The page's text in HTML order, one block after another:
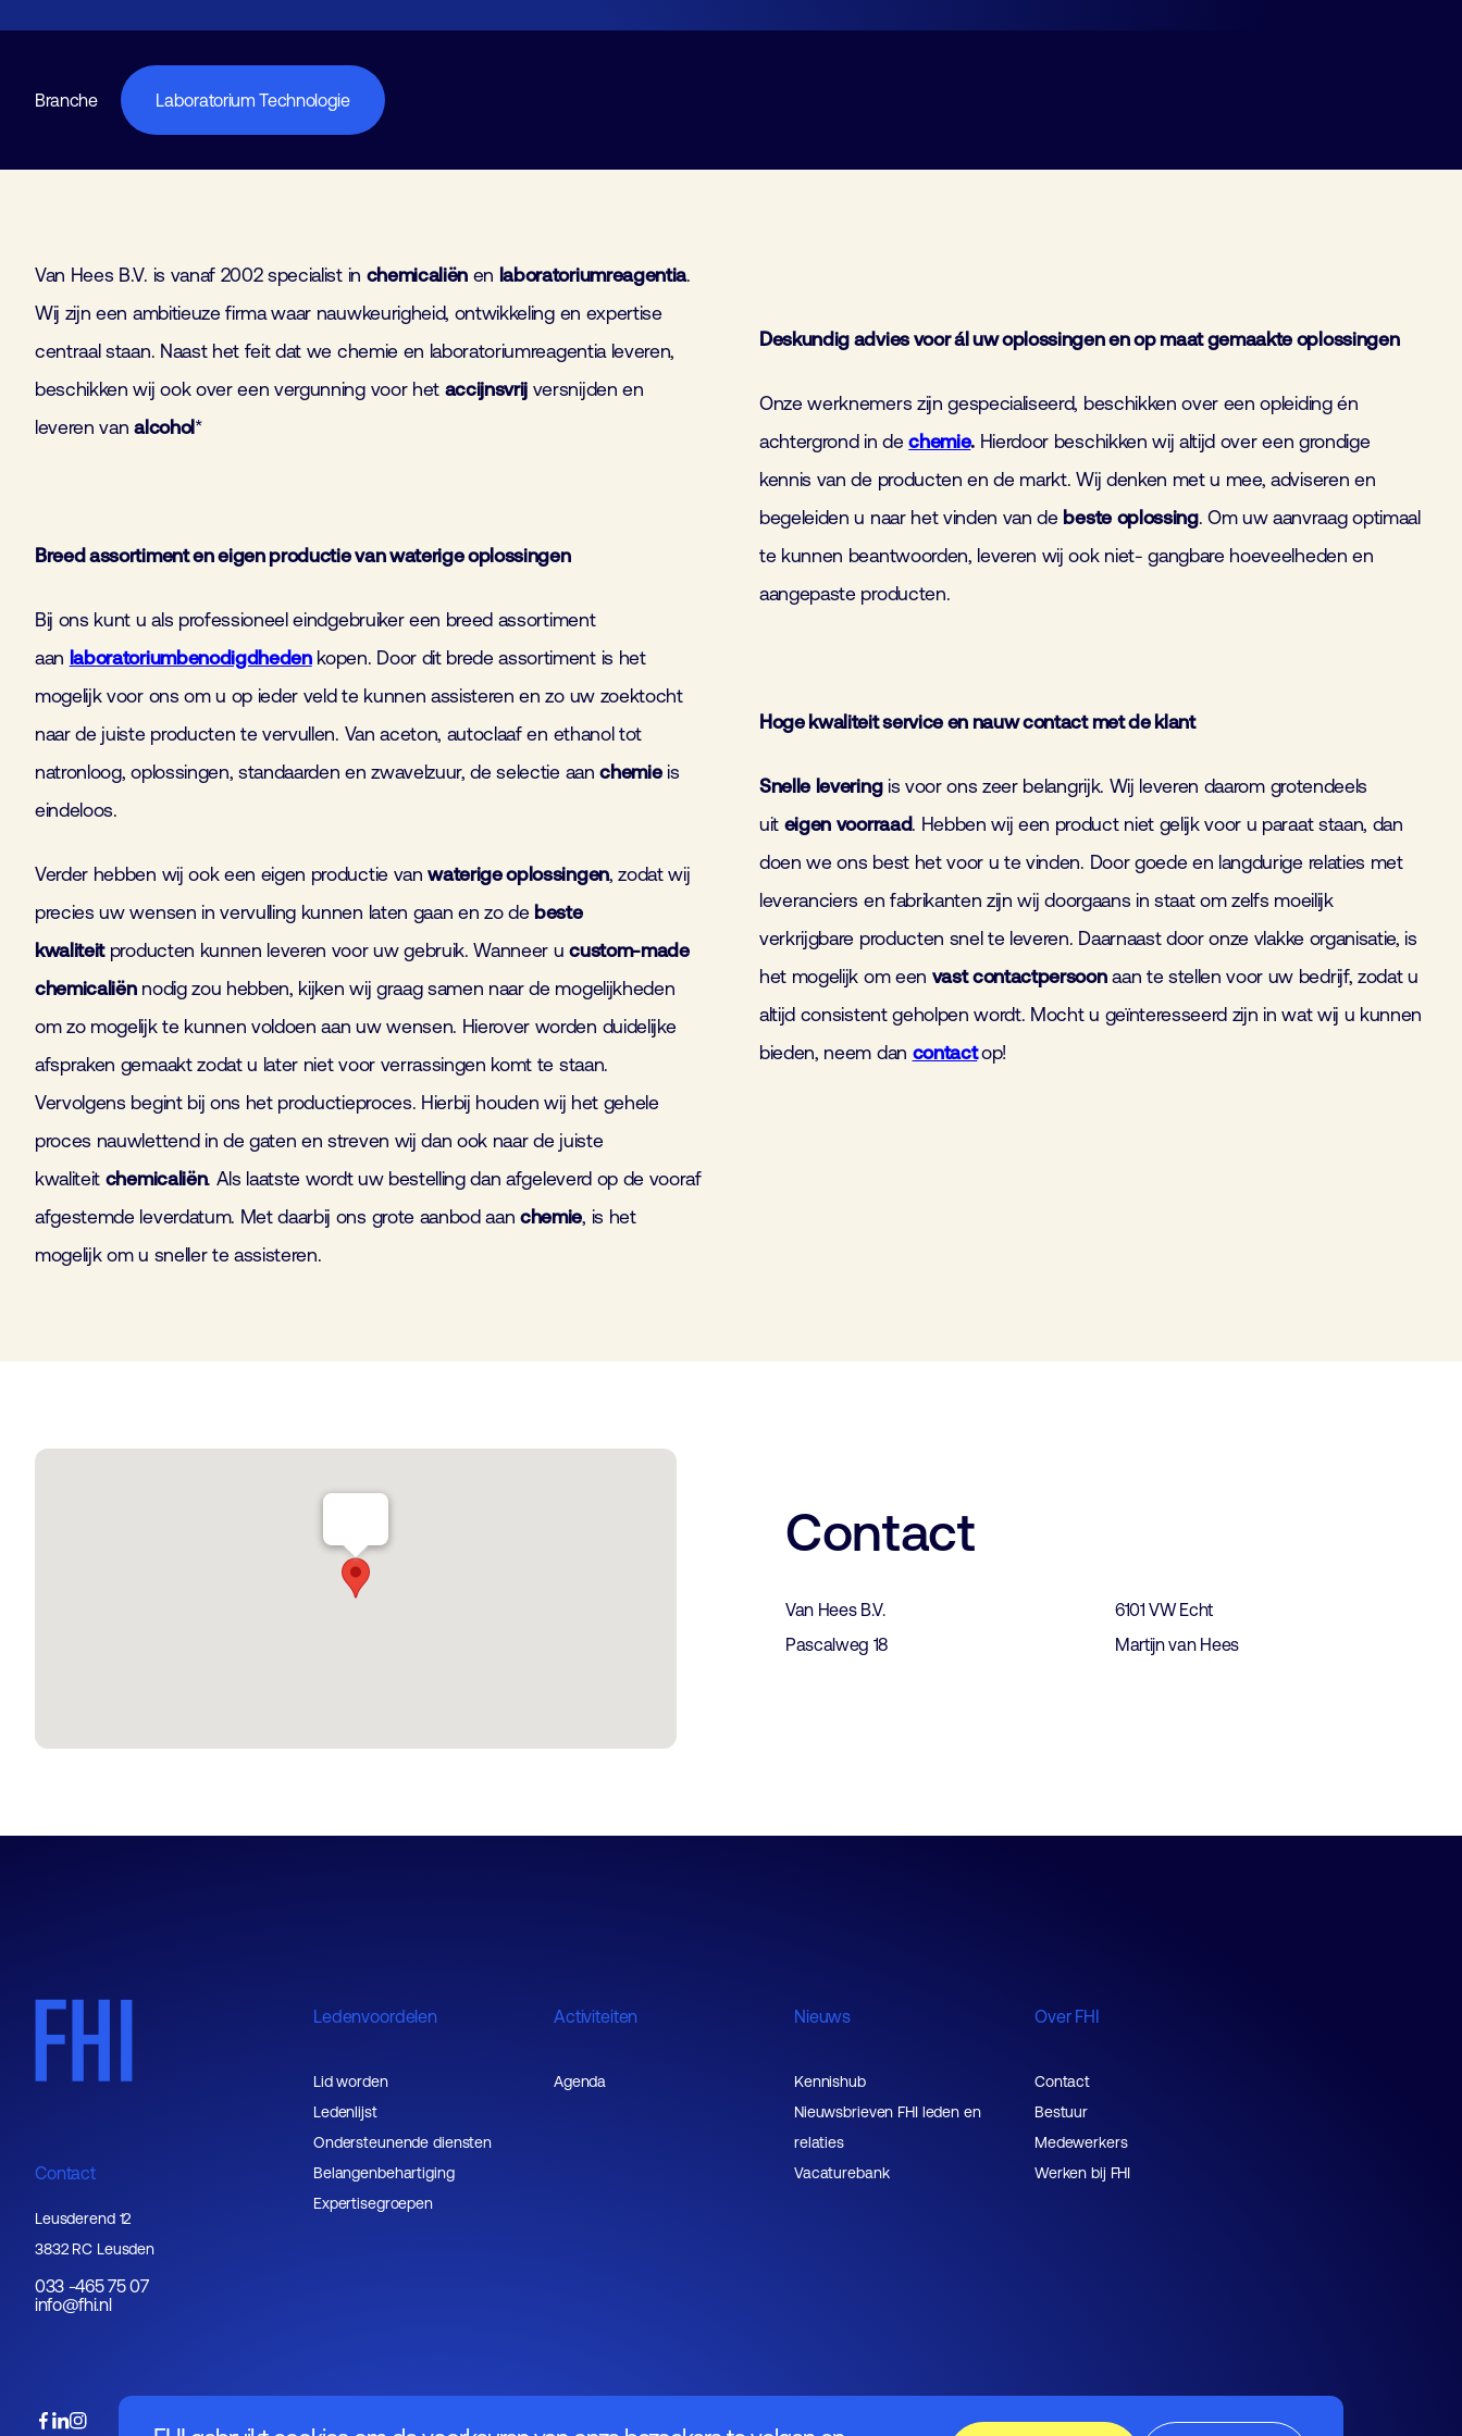
Branche Laboratorium Technologie
Van Hees B.V. is vanaf 2002 specialist in chemicaliën en laboratoriumreagentia.
Wij zijn een ambitieuze firma waar nauwkeurigheid, ontwikkeling en expertise
centraal staan. Naast het feit dat we chemie en laboratoriumreagentia leveren,
beschikken wij ook over een vergunning voor het accijnsvrij versnijden en
leveren vanalcohol *
Breed assortiment en eigen productie van waterige oplossingen
Bij ons kunt u als professioneel eindgebruiker een breed assortiment
aan laboratoriumbenodigdhedenkopen. Door dit brede assortiment is het
mogelijk voor ons om u op ieder veld te kunnen assisteren en zo uw zoektocht
naar de juiste producten te vervullen. Van aceton, autoclaaf en ethanol tot
natronloog, oplossingen, standaarden en zwavelzuur, de selectie aanchemieis
eindeloos.
Verder hebben wij ook een eigen productie vanwaterige oplossingen, zodat wij
precies uw wensen in vervulling kunnen laten gaan en zo de beste
kwaliteitproducten kunnen leveren voor uw gebruik. Wanneer ucustom-made
chemicaliënnodig zou hebben, kijken wij graag samen naar de mogelijkheden
om zo mogelijk te kunnen voldoen aan uw wensen. Hierover worden duidelijke
afspraken gemaakt zodat u later niet voor verrassingen komt te staan.
Vervolgens begint bij ons het productieproces. Hierbij houden wij het gehele
proces nauwlettend in de gaten en streven wij dan ook naar de juiste
kwaliteit chemicaliën. Als laatste wordt uw bestelling dan afgeleverd op de vooraf
afgestemde leverdatum. Met daarbij ons grote aanbod aanchemie, is het
mogelijk om u sneller te assisteren.
Deskundig advies voor ál uw oplossingen en op maat gemaakte oplossingen
Onze werknemers zijn gespecialiseerd, beschikken over een opleiding én
achtergrond in dechemie.Hierdoor beschikken wij altijd over een grondige
kennis van de producten en de markt. Wij denken met u mee, adviseren en
begeleiden u naar het vinden van de beste oplossing. Om uw aanvraag optimaal
te kunnen beantwoorden, leveren wij ook niet- gangbare hoeveelheden en
aangepaste producten.
Hoge kwaliteit service en nauw contact met de klant
Snelle leveringis voor ons zeer belangrijk. Wij leveren daarom grotendeels
uit eigen voorraad. Hebben wij een product niet gelijk voor u paraat staan, dan
doen we ons best het voor u te vinden. Door goede en langdurige relaties met
leveranciers en fabrikanten zijn wij doorgaans in staat om zelfs moeilijk
verkrijgbare producten snel te leveren. Daarnaast door onze vlakke organisatie, is
het mogelijk om een vast contactpersoonaan te stellen voor uw bedrijf, zodat u
altijd consistent geholpen wordt. Mocht u geïnteresseerd zijn in wat wij u kunnen
bieden, neem dan contactop!
Contact
Van Hees B.V.
Pascalweg 18
6101 VW Echt
Martijn van Hees
Contact
Leusderend 12
3832 RC Leusden
033 -465 75 07
info@fhi.nl
Ledenvoordelen
Lid worden
Ledenlijst
Ondersteunende diensten
Belangenbehartiging
Expertisegroepen
Activiteiten
Agenda
Nieuws
Kennishub
Nieuwsbrieven FHI leden en
relaties
Vacaturebank
Over FHI
Contact
Bestuur
Medewerkers
Werken bij FHI